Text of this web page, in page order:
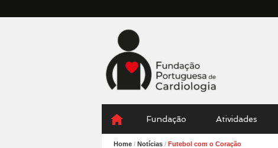
Fundação
Portuguesa
Cardiologia
Menu
content
Fundação Atividades
Home / Notícias / Futebol com o Coração